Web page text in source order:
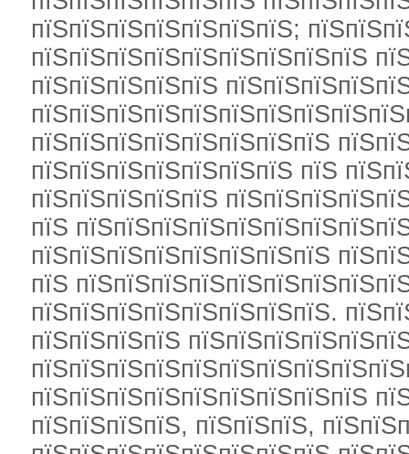
пїЅпїЅпїЅпїЅпїЅпїЅпїЅ;
пїЅпїЅпїЅпїЅпїЅпїЅпїЅпїЅпїЅ
пїЅпїЅпїЅпїЅпїЅ
пїЅпїЅпїЅпїЅпїЅпїЅпїЅпїЅ
пїЅпїЅпїЅпїЅпїЅпїЅпїЅ пїЅ
пїЅпїЅпїЅпїЅпїЅ
пїЅ
пїЅпїЅпїЅпїЅпїЅпїЅпїЅпїЅ
пїЅ
пїЅпїЅпїЅпїЅпїЅпїЅпїЅпїЅ.
пїЅпїЅпїЅпїЅ
пїЅпїЅпїЅпїЅпїЅпїЅпїЅпїЅпїЅ
пїЅпїЅпїЅпїЅ, пїЅпїЅпїЅ,